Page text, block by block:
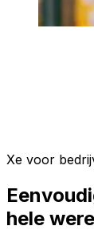
Xe voor
hele